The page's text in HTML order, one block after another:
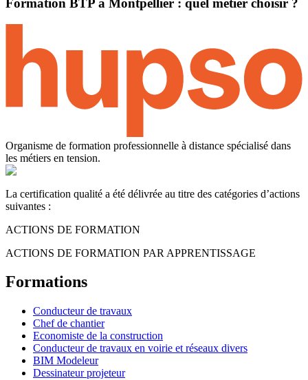
Formation BTP à Montpellier : quel métier choisir ?
Organisme de formation professionnelle à distance spécialisé dans
les métiers en tension.
La certification qualité a été délivrée au titre des catégories d’actions
suivantes :
ACTIONS DE FORMATION
ACTIONS DE FORMATION PAR APPRENTISSAGE
Formations
Conducteur de travaux
Chef de chantier
Economiste de la construction
Conducteur de travaux en voirie et réseaux divers
BIM Modeleur
Dessinateur projeteur